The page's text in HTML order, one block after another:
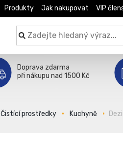
Produkty Jak nakupovat VIP
Doprava zdarma
při nákupu nad 1500 Kč
Čistící prostředky Kuchyně